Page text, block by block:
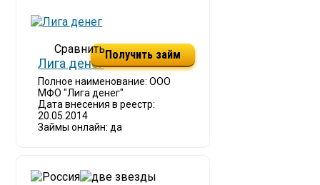
Лига денег
Полное наименование: ООО
МФО "Лига денег"
Дата внесения в реестр:
20.05.2014
Займы онлайн: да
Получить займ